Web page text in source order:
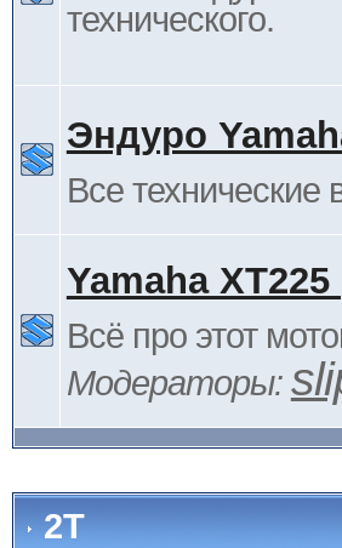
технического.
Эндуро
Все технические
Yamaha
Всё про этот
Модераторы:
2Т